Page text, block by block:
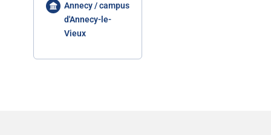
Annecy / campus
d'Annecy-le-
Vieux